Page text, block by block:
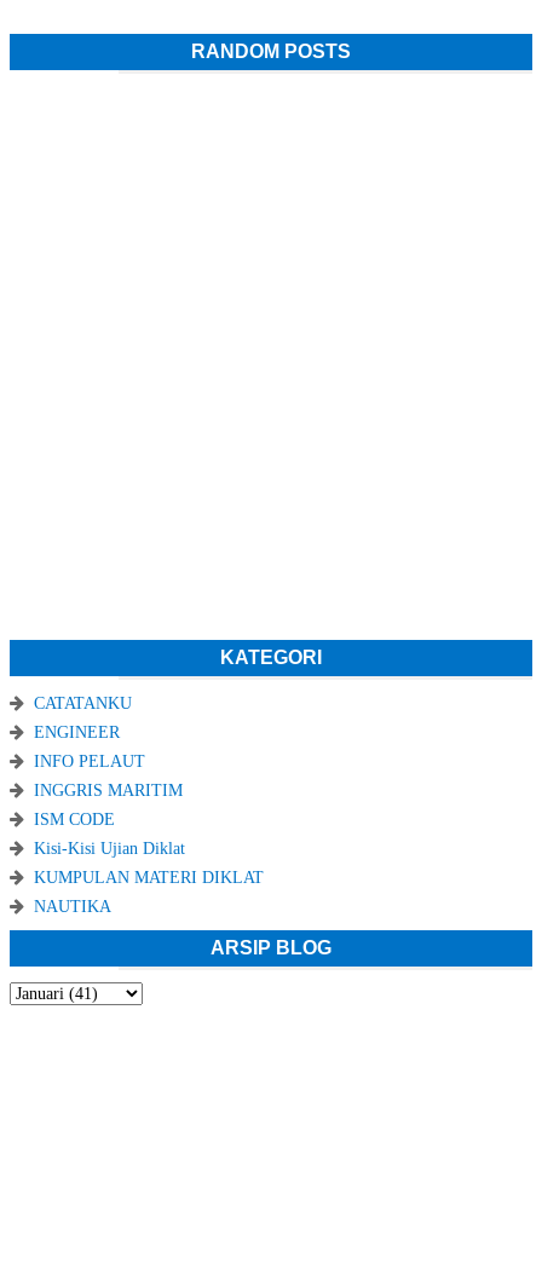
RANDOM POSTS
KATEGORI
CATATANKU
ENGINEER
INFO PELAUT
INGGRIS MARITIM
ISM CODE
Kisi-Kisi Ujian Diklat
KUMPULAN MATERI DIKLAT
NAUTIKA
ARSIP BLOG